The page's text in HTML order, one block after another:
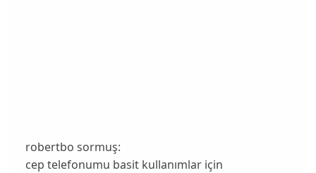
robertbo sormuş:
cep telefonumu basit kullanımlar için